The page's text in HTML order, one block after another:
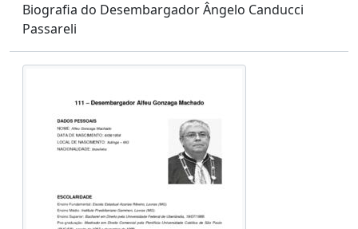
Biografia do Desembargador Ângelo Canducci
Passareli